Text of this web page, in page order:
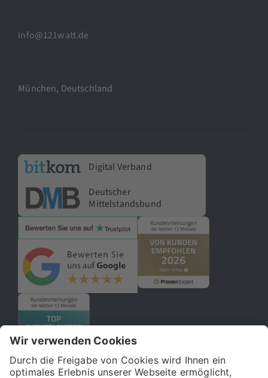
info@121watt.de
München, Deutschland
Digital Verband
Deutscher
Mittelstandsbund